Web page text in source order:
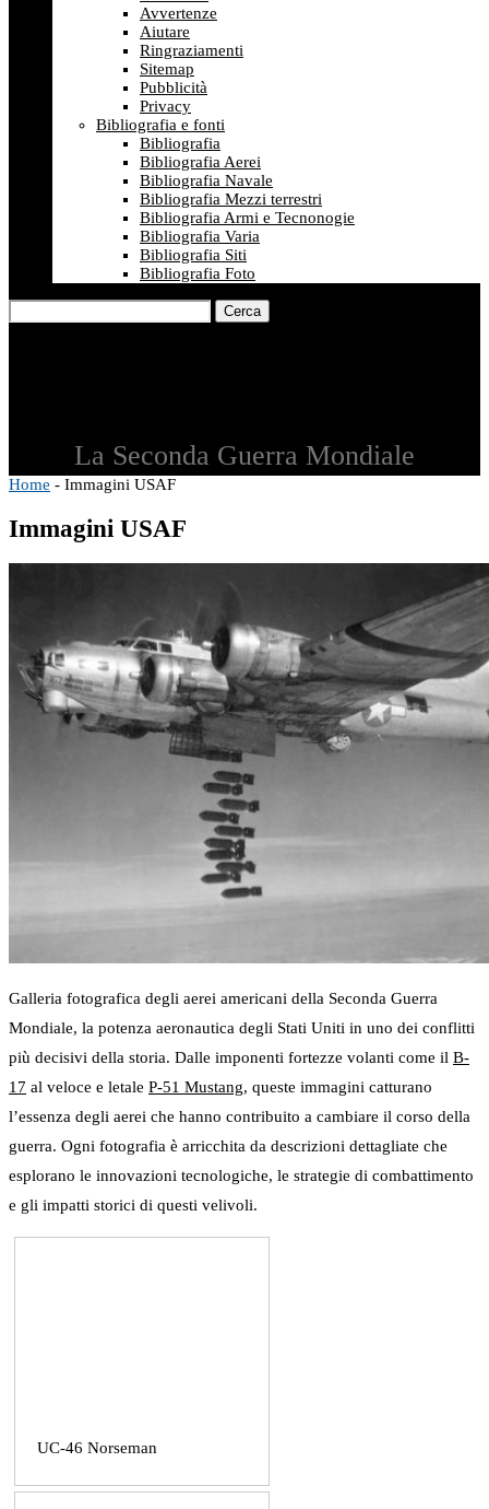
Avvertenze
Aiutare
Ringraziamenti
Sitemap
Pubblicità
Privacy
Bibliografia e fonti
Bibliografia
Bibliografia Aerei
Bibliografia Navale
Bibliografia Mezzi terrestri
Bibliografia Armi e Tecnonogie
Bibliografia Varia
Bibliografia Siti
Bibliografia Foto
Cerca
La Seconda Guerra Mondiale
Home - Immagini USAF
Immagini USAF
Galleria fotografica degli aerei americani della Seconda Guerra
Mondiale, la potenza aeronautica degli Stati Uniti in uno dei conflitti
più decisivi della storia. Dalle imponenti fortezze volanti come il B-
17 al veloce e letale P-51 Mustang, queste immagini catturano
l’essenza degli aerei che hanno contribuito a cambiare il corso della
guerra. Ogni fotografia è arricchita da descrizioni dettagliate che
esplorano le innovazioni tecnologiche, le strategie di combattimento
e gli impatti storici di questi velivoli.
UC-46 Norseman